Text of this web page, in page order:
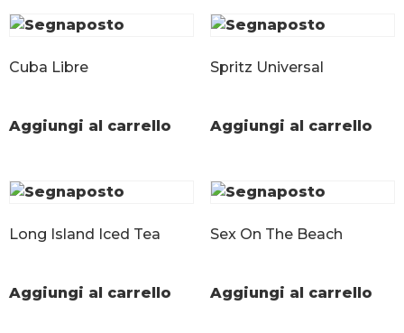
Cuba Libre
Aggiungi al carrello
Spritz Universal
Aggiungi al carrello
Long Island Iced Tea
Aggiungi al carrello
Sex On The Beach
Aggiungi al carrello